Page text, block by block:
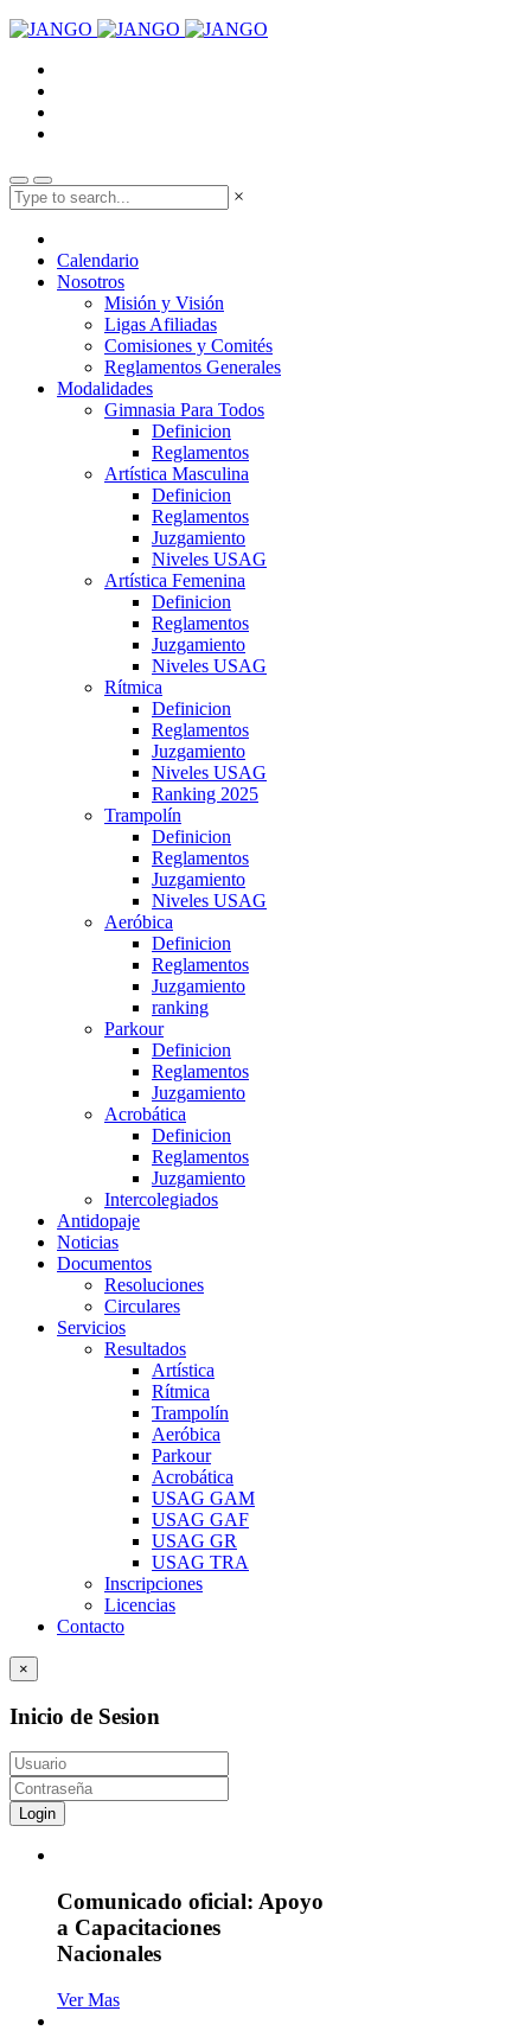
×
Calendario
Nosotros
Misión y Visión
Ligas Afiliadas
Comisiones y Comités
Reglamentos Generales
Modalidades
Gimnasia Para Todos
Definicion
Reglamentos
Artística Masculina
Definicion
Reglamentos
Juzgamiento
Niveles USAG
Artística Femenina
Definicion
Reglamentos
Juzgamiento
Niveles USAG
Rítmica
Definicion
Reglamentos
Juzgamiento
Niveles USAG
Ranking 2025
Trampolín
Definicion
Reglamentos
Juzgamiento
Niveles USAG
Aeróbica
Definicion
Reglamentos
Juzgamiento
ranking
Parkour
Definicion
Reglamentos
Juzgamiento
Acrobática
Definicion
Reglamentos
Juzgamiento
Intercolegiados
Antidopaje
Noticias
Documentos
Resoluciones
Circulares
Servicios
Resultados
Artística
Rítmica
Trampolín
Aeróbica
Parkour
Acrobática
USAG GAM
USAG GAF
USAG GR
USAG TRA
Inscripciones
Licencias
Contacto
×
Inicio de Sesion
Login
Comunicado oficial: Apoyo
a Capacitaciones
Nacionales
Ver Mas